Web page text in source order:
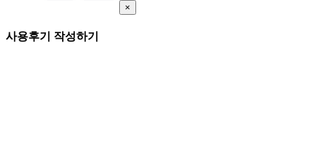
×
사용후기 작성하기